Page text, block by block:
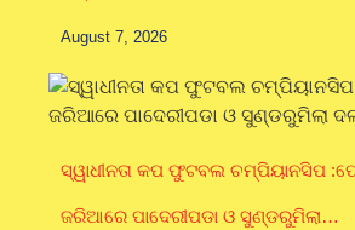
August 7, 2026
ସ୍ୱାଧୀନତା କପ ଫୁଟବଲ ଚମ୍ପିୟାନସିପ
ଜରିଆରେ ପାଦେରୀପଡା ଓ ସୁଣ୍ଡରୁମିଲା…